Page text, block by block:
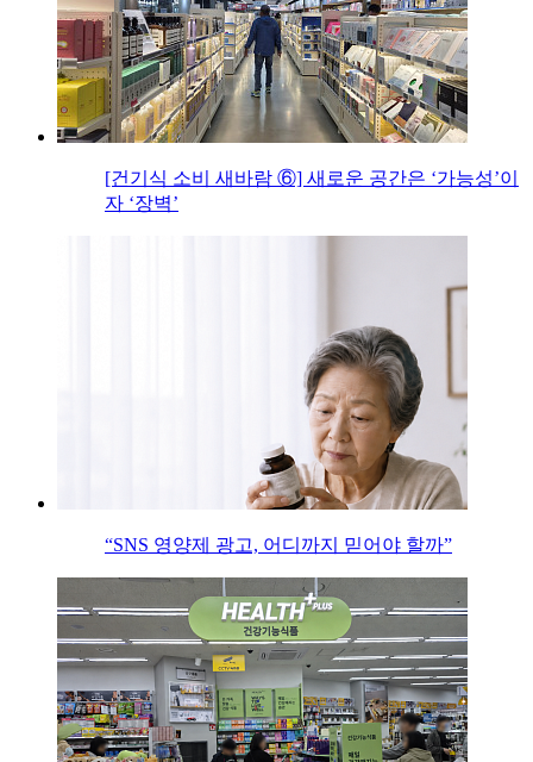
[건기식 소비 새바람 ⑥] 새로운 공간은 ‘가능성’이
자 ‘장벽’
“SNS 영양제 광고, 어디까지 믿어야 할까”